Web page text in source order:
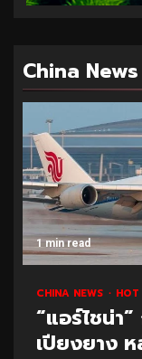
China News
1 min read
CHINA NEWS HOT
“แอร์ไชน่า
เปียงยาง